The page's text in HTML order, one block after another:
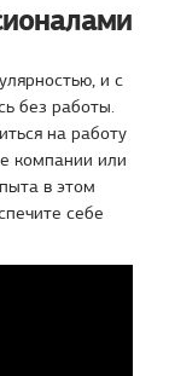
и с
без работы.
на работу
компании или
в этом
себе